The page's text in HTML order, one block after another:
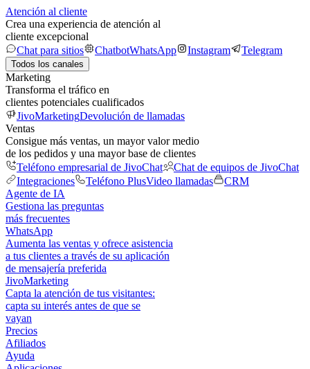
Atención al cliente
Crea una experiencia de atención al
cliente excepcional
Chat para sitios
ChatbotWhatsApp Instagram Telegram
Todos los canales
Marketing
Transforma el tráfico en
clientes potenciales cualificados
JivoMarketingDevolución de llamadas
Ventas
Consigue más ventas, un mayor valor medio
de los pedidos y una mayor base de clientes
Teléfono empresarial de JivoChat
Chat de equipos de JivoChat
Integraciones
Teléfono PlusVideo llamadas
CRM
Agente de IA
Gestiona las preguntas
más frecuentes
WhatsApp
Aumenta las ventas y ofrece asistencia
a tus clientes a través de su aplicación
de mensajería preferida
JivoMarketing
Capta la atención de tus visitantes:
capta su interés antes de que se
vayan
Precios
Afiliados
Ayuda